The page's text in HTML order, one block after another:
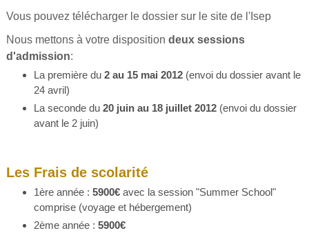
Vous pouvez télécharger le dossier sur le site de l'Isep
Nous mettons à votre disposition deux sessions
d'admission:
La première du2 au 15 mai 2012(envoi du dossier avant le
24 avril)
La seconde du 20 juin au 18 juillet 2012 (envoi du dossier
avant le 2 juin)
Les Frais de scolarité
1ère année : 5900€avec la session "Summer School"
comprise (voyage et hébergement)
2ème année : 5900€